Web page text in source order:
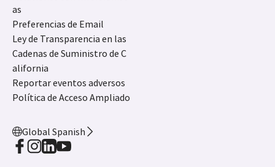
as
Preferencias de Email
Ley de Transparencia en las
Cadenas de Suministro de C
alifornia
Reportar eventos adversos
Política de Acceso Ampliado
Global Spanish